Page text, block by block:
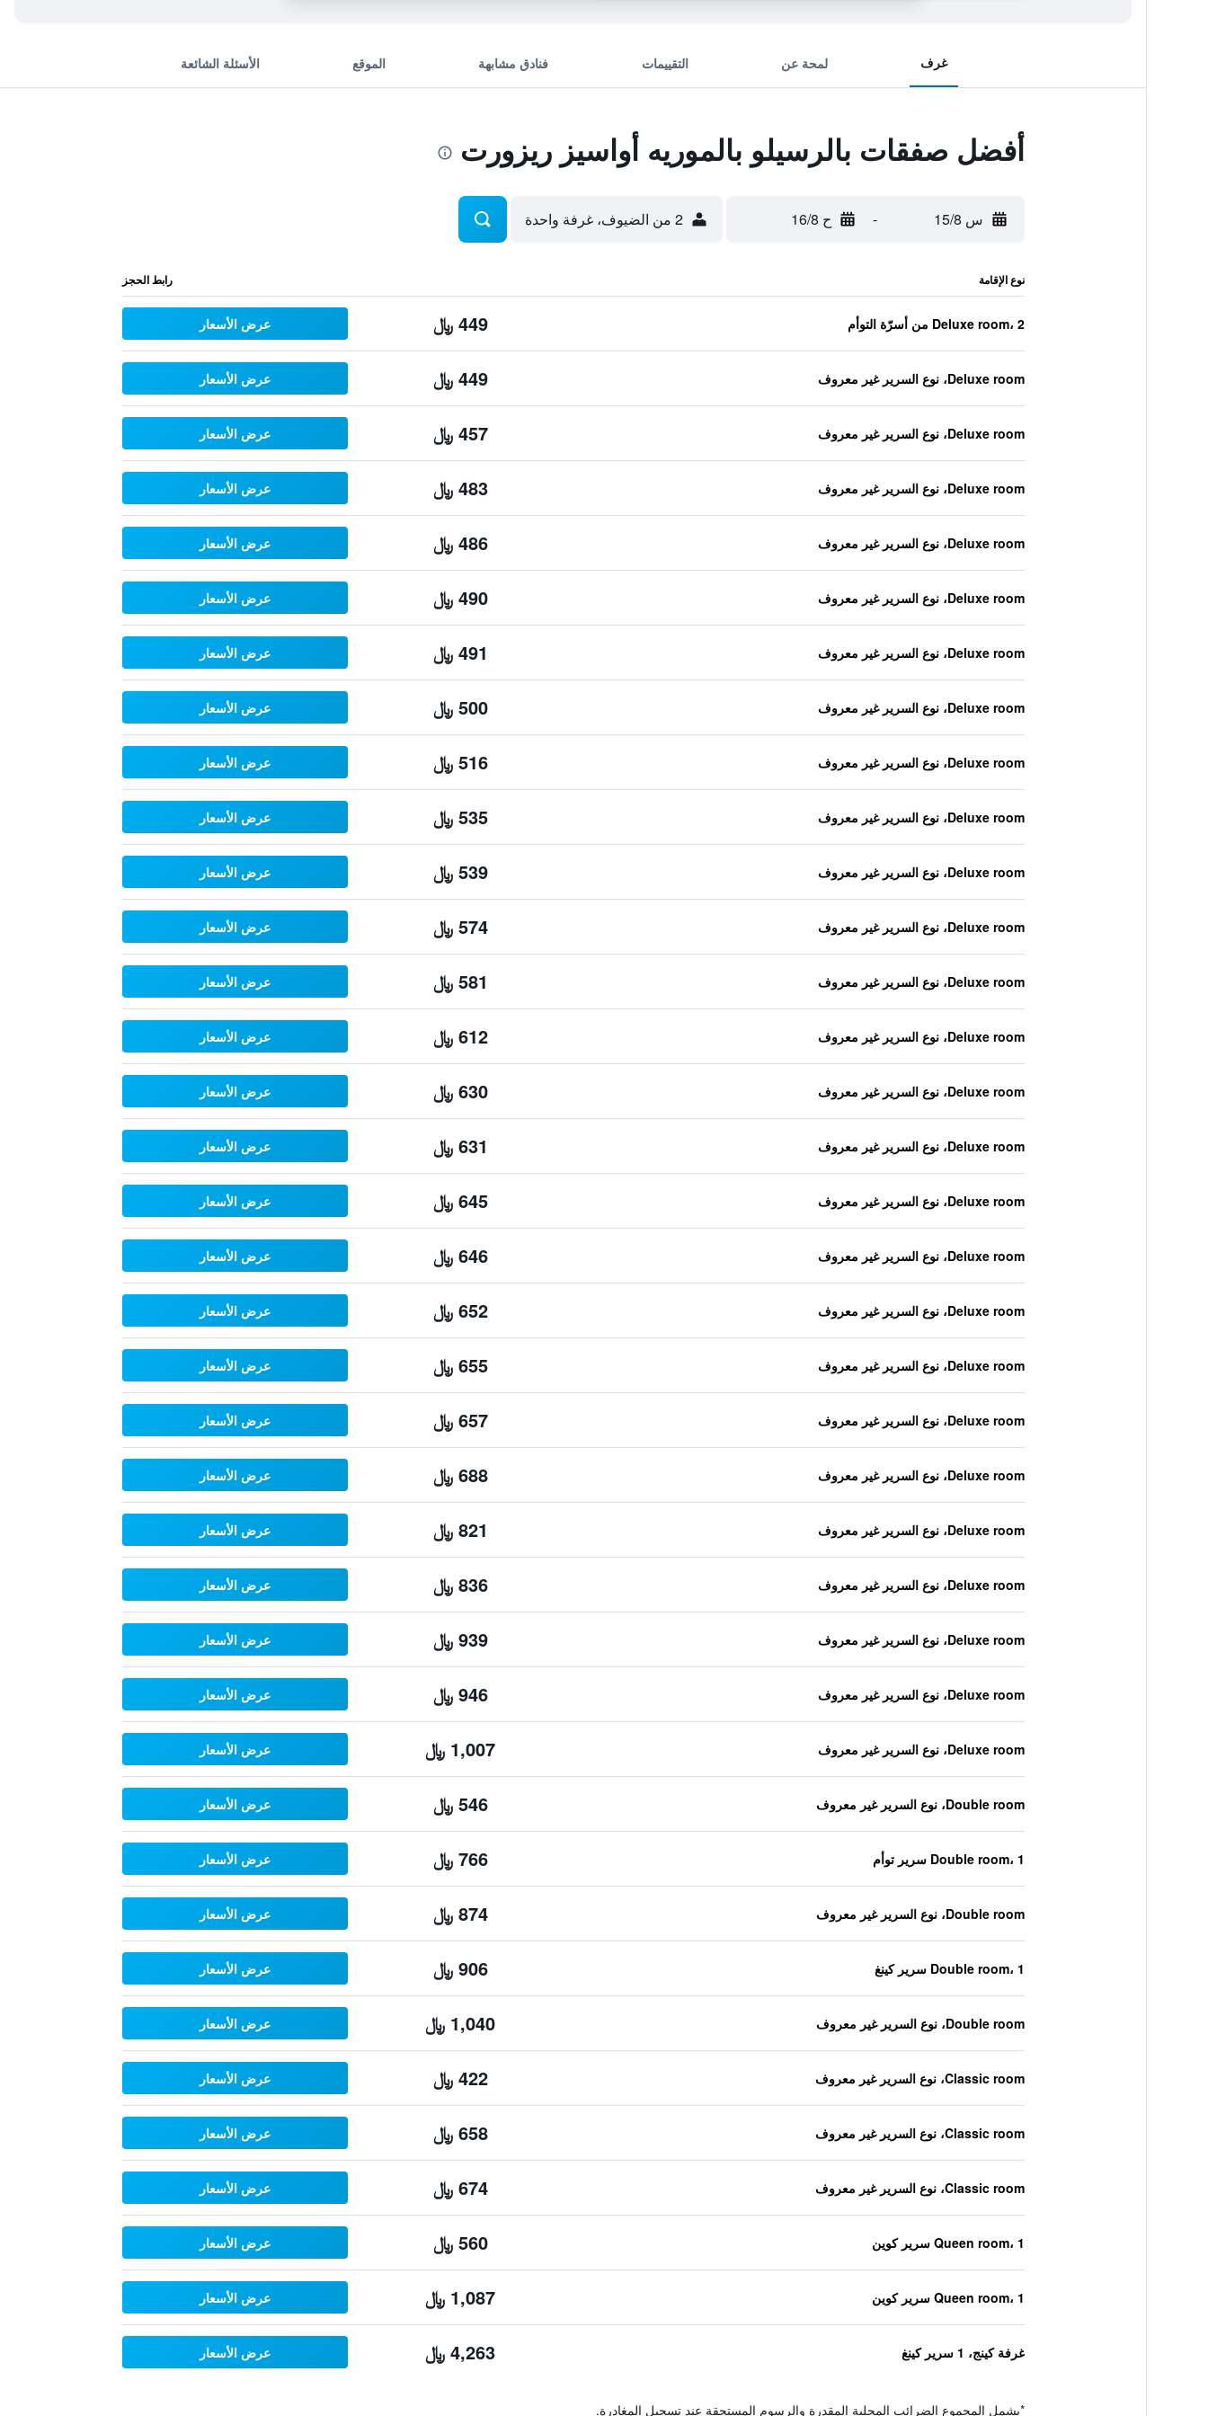
غرف لمحة عن التقييمات فنادق مشابهة الموقع الأسئلة الشائعة
أفضل صفقات بالرسيلو بالموريه أواسيز ريزورت
س 15/8 - ح 16/8 2 من الضيوف، غرفة واحدة
نوع الإقامة رابط الحجز
Deluxe room، 2 من أسرّة التوأم 449 ﷼ عرض الأسعار
Deluxe room، نوع السرير غير معروف 449 ﷼ عرض الأسعار
Deluxe room، نوع السرير غير معروف 457 ﷼ عرض الأسعار
Deluxe room، نوع السرير غير معروف 483 ﷼ عرض الأسعار
Deluxe room، نوع السرير غير معروف 486 ﷼ عرض الأسعار
Deluxe room، نوع السرير غير معروف 490 ﷼ عرض الأسعار
Deluxe room، نوع السرير غير معروف 491 ﷼ عرض الأسعار
Deluxe room، نوع السرير غير معروف 500 ﷼ عرض الأسعار
Deluxe room، نوع السرير غير معروف 516 ﷼ عرض الأسعار
Deluxe room، نوع السرير غير معروف 535 ﷼ عرض الأسعار
Deluxe room، نوع السرير غير معروف 539 ﷼ عرض الأسعار
Deluxe room، نوع السرير غير معروف 574 ﷼ عرض الأسعار
Deluxe room، نوع السرير غير معروف 581 ﷼ عرض الأسعار
Deluxe room، نوع السرير غير معروف 612 ﷼ عرض الأسعار
Deluxe room، نوع السرير غير معروف 630 ﷼ عرض الأسعار
Deluxe room، نوع السرير غير معروف 631 ﷼ عرض الأسعار
Deluxe room، نوع السرير غير معروف 645 ﷼ عرض الأسعار
Deluxe room، نوع السرير غير معروف 646 ﷼ عرض الأسعار
Deluxe room، نوع السرير غير معروف 652 ﷼ عرض الأسعار
Deluxe room، نوع السرير غير معروف 655 ﷼ عرض الأسعار
Deluxe room، نوع السرير غير معروف 657 ﷼ عرض الأسعار
Deluxe room، نوع السرير غير معروف 688 ﷼ عرض الأسعار
Deluxe room، نوع السرير غير معروف 821 ﷼ عرض الأسعار
Deluxe room، نوع السرير غير معروف 836 ﷼ عرض الأسعار
Deluxe room، نوع السرير غير معروف 939 ﷼ عرض الأسعار
Deluxe room، نوع السرير غير معروف 946 ﷼ عرض الأسعار
Deluxe room، نوع السرير غير معروف 1,007 ﷼ عرض الأسعار
Double room، نوع السرير غير معروف 546 ﷼ عرض الأسعار
Double room، 1 سرير توأم 766 ﷼ عرض الأسعار
Double room، نوع السرير غير معروف 874 ﷼ عرض الأسعار
Double room، 1 سرير كينغ 906 ﷼ عرض الأسعار
Double room، نوع السرير غير معروف 1,040 ﷼ عرض الأسعار
Classic room، نوع السرير غير معروف 422 ﷼ عرض الأسعار
Classic room، نوع السرير غير معروف 658 ﷼ عرض الأسعار
Classic room، نوع السرير غير معروف 674 ﷼ عرض الأسعار
Queen room، 1 سرير كوين 560 ﷼ عرض الأسعار
Queen room، 1 سرير كوين 1,087 ﷼ عرض الأسعار
غرفة كينج، 1 سرير كينغ 4,263 ﷼ عرض الأسعار
*يشمل المجموع الضرائب المحلية المقدرة والرسوم المستحقة عند تسجيل المغادرة.